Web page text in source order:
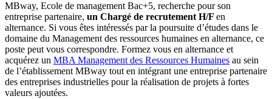
MBway, Ecole de management Bac+5, recherche pour son
entreprise partenaire, un Chargé de recrutement H/F en
alternance. Si vous êtes intéressés par la poursuite d’études dans le
domaine du Management des ressources humaines en alternance, ce
poste peut vous correspondre. Formez vous en alternance et
acquérez un MBA Management des Ressources Humaines au sein
de l’établissement MBway tout en intégrant une entreprise partenaire
des entreprises industrielles pour la réalisation de projets à fortes
valeurs ajoutées.